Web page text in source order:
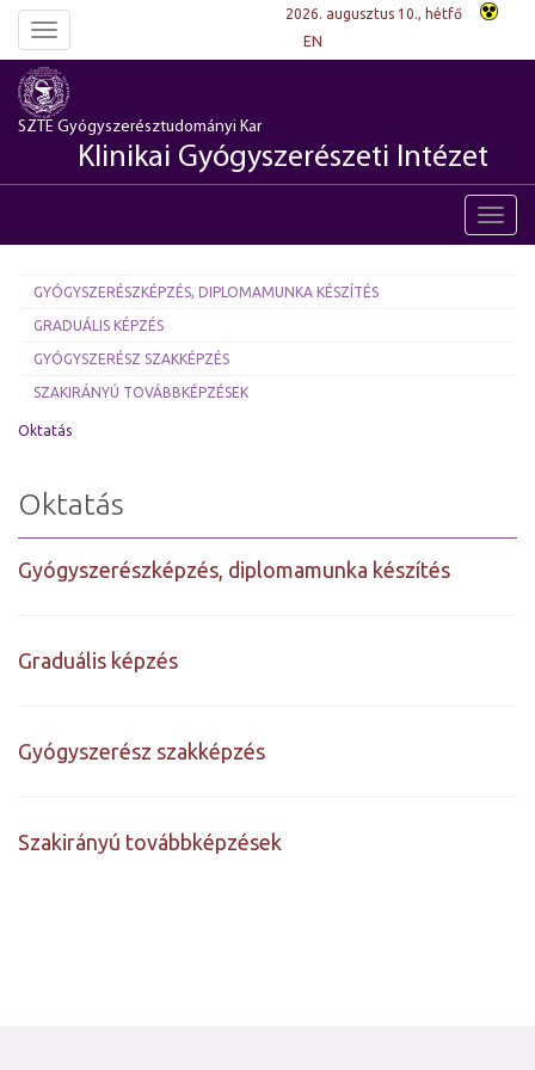
Toggle
navigation
2026. augusztus 10., hétfő
EN
SZTE Gyógyszerésztudományi Kar
Klinikai Gyógyszerészeti Intézet
GYÓGYSZERÉSZKÉPZÉS, DIPLOMAMUNKA KÉSZÍTÉS
GRADUÁLIS KÉPZÉS
GYÓGYSZERÉSZ SZAKKÉPZÉS
SZAKIRÁNYÚ TOVÁBBKÉPZÉSEK
Oktatás
Oktatás
Gyógyszerészképzés, diplomamunka készítés
Graduális képzés
Gyógyszerész szakképzés
Szakirányú továbbképzések